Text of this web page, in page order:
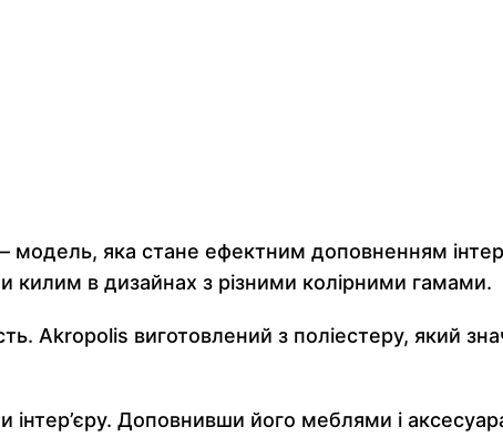
яка стане ефектним доповненням
килим в дизайнах з різними колірними гамами.
Akropolis виготовлений з поліестеру, який
інтер’єру. Доповнивши його меблями і